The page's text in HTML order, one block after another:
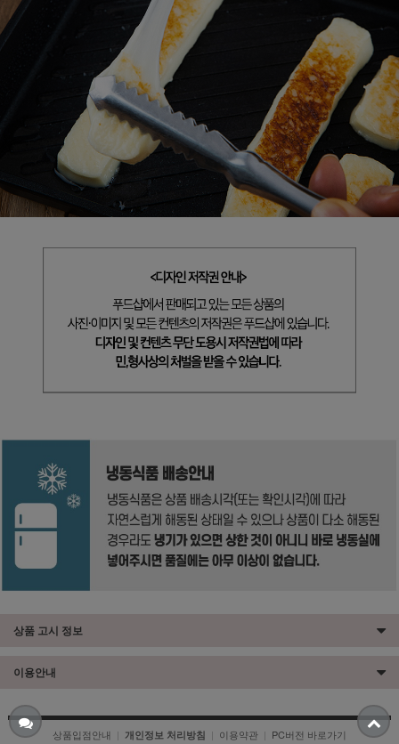
상품 고시 정보
이용안내
상품입점안내 | 개인정보 처리방침 | 이용약관 | PC버전 바로가기